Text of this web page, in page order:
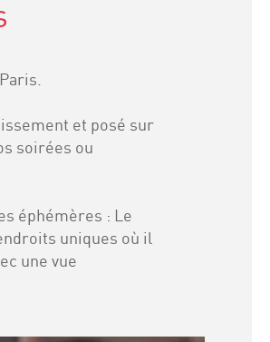
et posé sur
soirées ou
éphémères : Le
uniques où il
une vue